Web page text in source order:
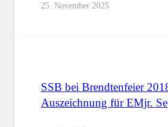
25. November 2025
SSB bei Brendtenfeier
Auszeichnung für EMjr.